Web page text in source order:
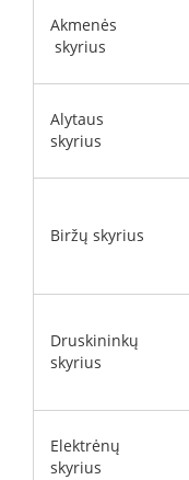
Akmenės
skyrius
Alytaus
skyrius
Biržų skyrius
Druskininkų
skyrius
Elektrėnų
skyrius